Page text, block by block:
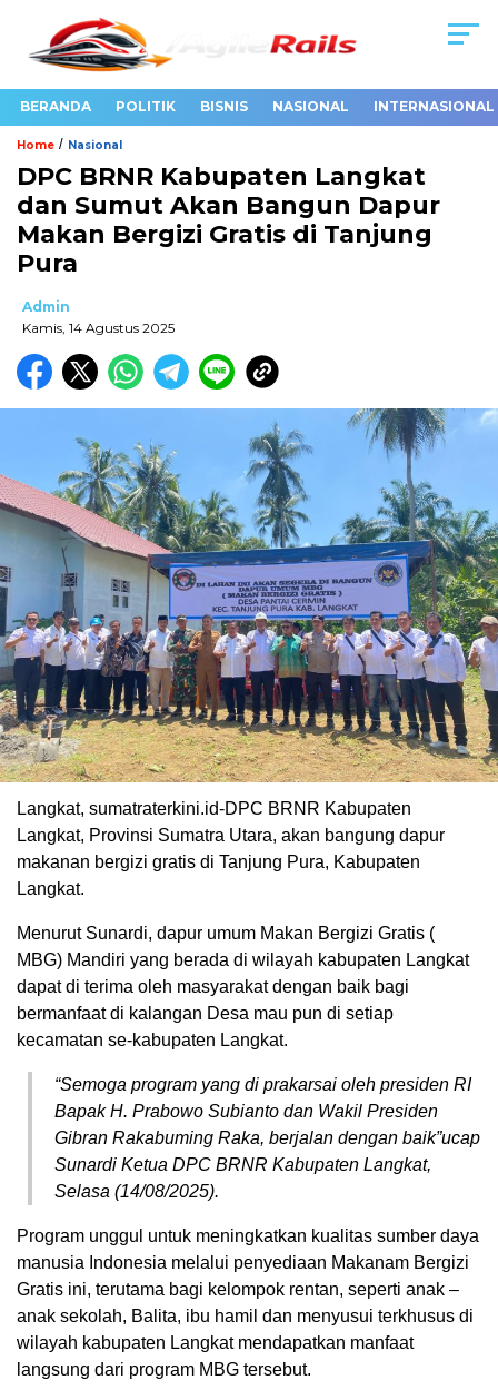
BERANDA POLITIK BISNIS NASIONAL INTERNASIONAL
Home / Nasional
DPC BRNR Kabupaten Langkat
dan Sumut Akan Bangun Dapur
Makan Bergizi Gratis di Tanjung
Pura
Admin
Kamis, 14 Agustus 2025
Langkat, sumatraterkini.id-DPC BRNR Kabupaten
Langkat, Provinsi Sumatra Utara, akan bangung dapur
makanan bergizi gratis di Tanjung Pura, Kabupaten
Langkat.
Menurut Sunardi, dapur umum Makan Bergizi Gratis (
MBG) Mandiri yang berada di wilayah kabupaten Langkat
dapat di terima oleh masyarakat dengan baik bagi
bermanfaat di kalangan Desa mau pun di setiap
kecamatan se-kabupaten Langkat.
“Semoga program yang di prakarsai oleh presiden RI
Bapak H. Prabowo Subianto dan Wakil Presiden
Gibran Rakabuming Raka, berjalan dengan baik”ucap
Sunardi Ketua DPC BRNR Kabupaten Langkat,
Selasa (14/08/2025).
Program unggul untuk meningkatkan kualitas sumber daya
manusia Indonesia melalui penyediaan Makanam Bergizi
Gratis ini, terutama bagi kelompok rentan, seperti anak –
anak sekolah, Balita, ibu hamil dan menyusui terkhusus di
wilayah kabupaten Langkat mendapatkan manfaat
langsung dari program MBG tersebut.